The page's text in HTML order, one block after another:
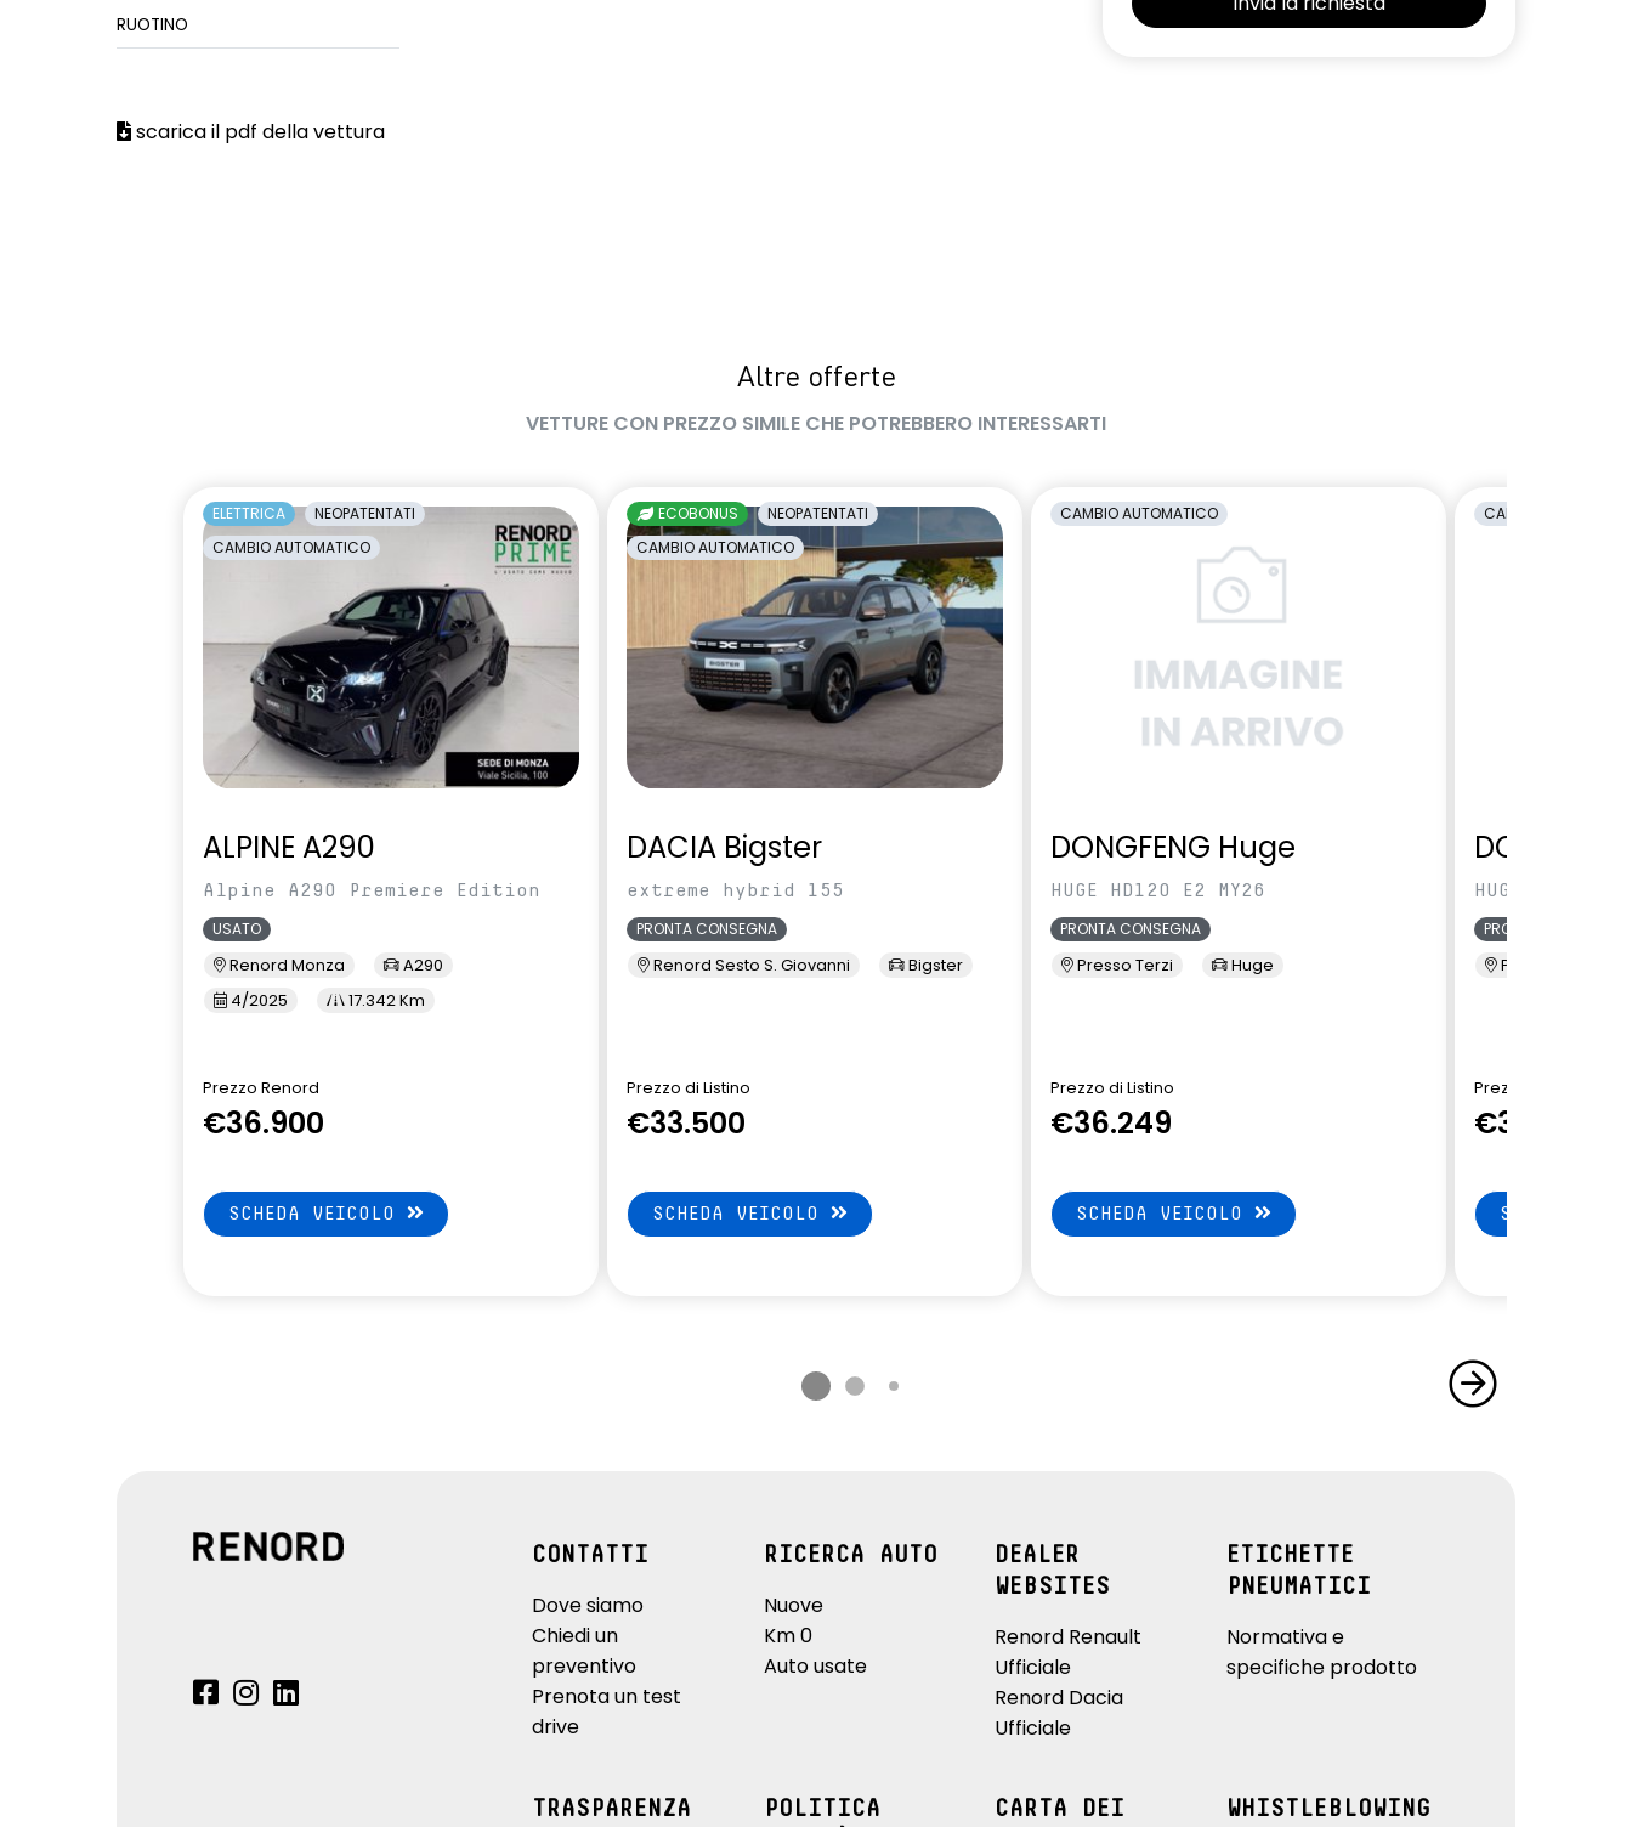
RUOTINO
scarica il pdf della vettura
Altre offerte
VETTURE CON PREZZO SIMILE CHE POTREBBERO INTERESSARTI
ELETTRICA
NEOPATENTATI
CAMBIO AUTOMATICO
ALPINE A290
Alpine A290 Premiere Edition
USATO
Renord Monza
A290
4/2025
17.342 Km
Prezzo Renord
€36.900
SCHEDA VEICOLO
ECOBONUS
NEOPATENTATI
CAMBIO AUTOMATICO
DACIA Bigster
extreme hybrid 155
PRONTA CONSEGNA
Renord Sesto S. Giovanni Bigster
Prezzo di Listino
€33.500
SCHEDA VEICOLO
CAMBIO AUTOMATICO
DONGFENG Huge
HUGE HD120 E2 MY26
PRONTA CONSEGNA
Presso Terzi Huge
Prezzo di Listino
€36.249
SCHEDA VEICOLO
CAMBIO
HUGE HD120
PRONTA CONSEGNA
Presso Terzi
Prezzo di Listino
€35.649
SCHEDA
CONTATTI
Dove siamo
Chiedi un
preventivo
Prenota un test
drive
RICERCA AUTO
Nuove
Km 0
Auto usate
DEALER
WEBSITES
Renord Renault
Ufficiale
Renord Dacia
Ufficiale
ETICHETTE
PNEUMATICI
Normativa e
specifiche prodotto
TRASPARENZA
POLITICA
CARTA DEI
WHISTLEBLOWING